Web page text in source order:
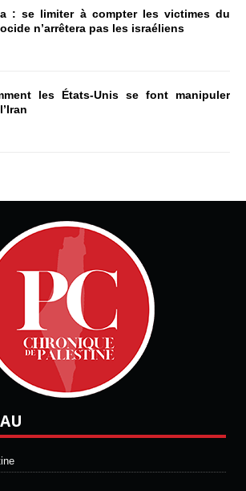
: se limiter à compter les victimes du
n’arrêtera pas les israéliens
les États-Unis se font manipuler